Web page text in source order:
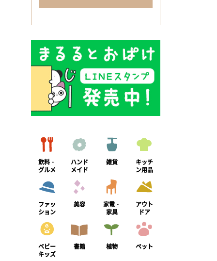
飲料・
グルメ
ハンド
メイド
雑貨
キッチ
ン用品
ファッ
ション
美容
家電・
家具
アウト
ドア
ベビー
キッズ
書籍 植物 ペット